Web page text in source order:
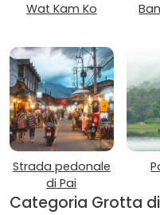
Wat Kam Ko
Strada pedonale
di Pai
Categoria Grotta